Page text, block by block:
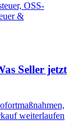
OSS-
&
Seller jetzt
weiterlaufen